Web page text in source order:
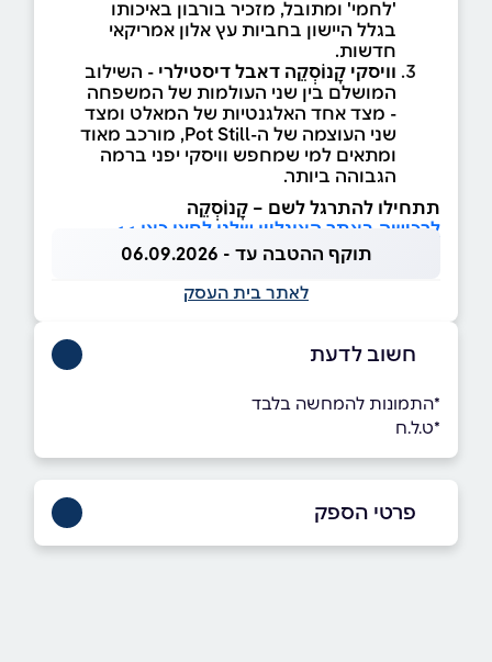
'לחמי' ומתובל, מזכיר בורבון באיכותו
בגלל היישון בחביות עץ אלון אמריקאי
חדשות.
וויסקי קָנוֹסְקֵה דאבל דיסטילרי - השילוב
המושלם בין שני העולמות של המשפחה
- מצד אחד האלגנטיות של המאלט ומצד
שני העוצמה של ה-Pot Still, מורכב מאוד
ומתאים למי שמחפש וויסקי יפני ברמה
הגבוהה ביותר.
תתחילו להתרגל לשם – קָנוֹסְקֵה
לרכישה באתר האונליין שלנו לחצו כאן >>
תוקף ההטבה עד - 06.09.2026
לאתר בית העסק
חשוב לדעת
*התמונות להמחשה בלבד
*ט.ל.ח
פרטי הספק